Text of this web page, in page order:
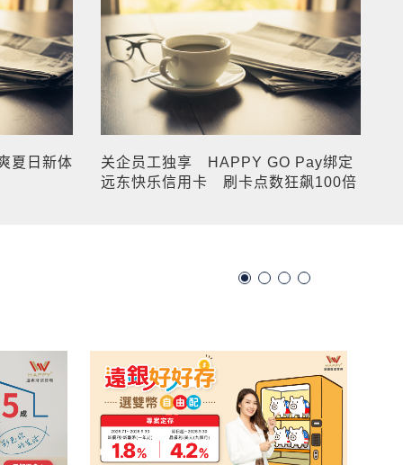
夏日新体
关企员工独享 HAPPY GO Pay绑定
远东快乐信用卡 刷卡点数狂飙100倍